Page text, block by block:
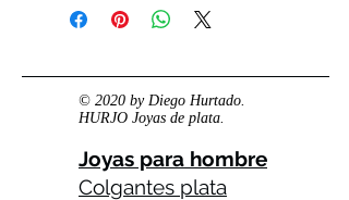
© 2020 by Diego Hurtado.
HURJO Joyas de plata.
Joyas para hombre
Colgantes plata